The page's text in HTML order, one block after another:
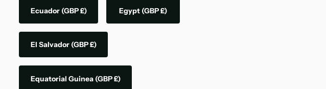
Ecuador (GBP £) Egypt (GBP £)
El Salvador (GBP £)
Equatorial Guinea (GBP £)